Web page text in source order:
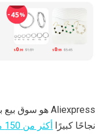
نجاحًا كبيرًا أكثر من 150 مليون مشتري